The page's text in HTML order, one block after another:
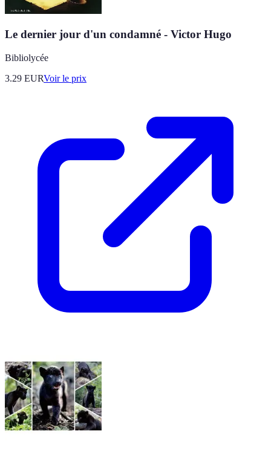
Le dernier jour d'un condamné - Victor Hugo
Bibliolycée
3.29 EURVoir le prix